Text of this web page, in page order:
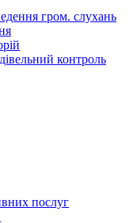
гром. слухань
контроль
послуг